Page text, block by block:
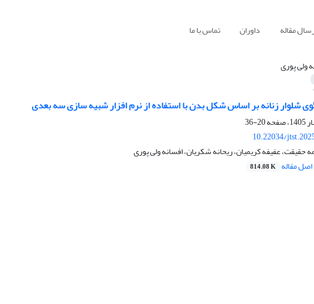
مقاله داوران تماس با ما
ولی پوری
شلوار زنانه بر اساس شکل بدن با استفاده از نرم افزار شبیه سازی سه بعدی
20-36
10.22034/
حقیقت، عفیفه کریمیان، ریحانه شکریان، افسانه ولی پوری
اصل مقاله 814.08 K